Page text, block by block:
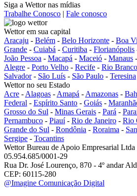
Siga a Wettor nas mídias
Trabalhe Conosco | Fale conosco
Wettor em sua capital
Aracaju - Belém - Belo Horizonte - Boa
Grande - Cuiabá - Curitiba - Florianópolis
João Pessoa - Macapá - Maceió - Manaus -
Alegre - Porto Velho - Recife - Rio Branco
Salvador- São Luís - São Paulo - Teresina
Wettor no seu Estado
Acre - Alagoas - Amapá - Amazonas -
Federal - Espírito Santo - Goiás -
Grosso do Sul - Minas Gerais - Pará -
Pernambuco - Piauí- Rio de Janeiro - Rio
Grande do Sul - Rondônia - Roraima -
Sergipe - Tocantins
Wettor Bureau de Apoio Empresarial Ltda
05.954.685/0001-29
Rua Dr. José Lourenço, 870 - 4º andar
CEP: 60115-280
@Imagine Comunicação Digital